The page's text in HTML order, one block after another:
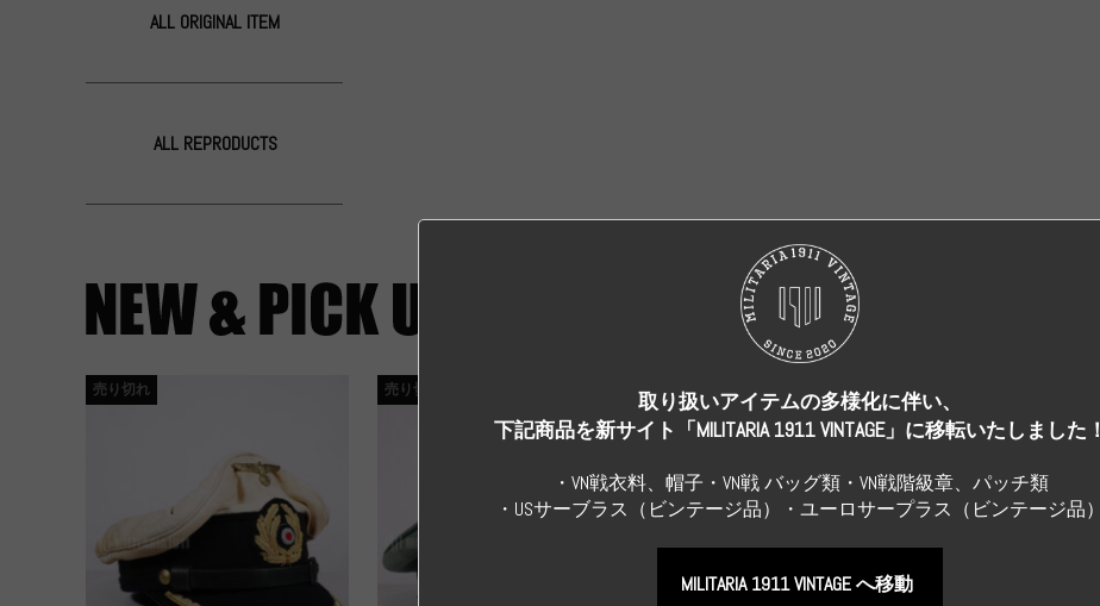
ALL ORIGINAL ITEM
ALL REPRODUCTS
売り切れ 売り切れ 売り切れ
取り扱いアイテムの多様化に伴い、
下記商品を新サイト「MILITARIA 1911 VINTAGE」に移転いたしました！
・VN戦衣料、帽子・VN戦 バッグ類・VN戦階級章、パッチ類
・USサーブラス（ビンテージ品）・ユーロサープラス（ビンテージ品）
MILITARIA 1911 VINTAGE へ移動